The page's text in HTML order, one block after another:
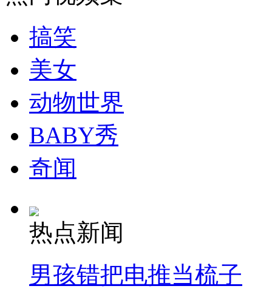
搞笑
美女
动物世界
BABY秀
奇闻
热点新闻
男孩错把电推当梳子